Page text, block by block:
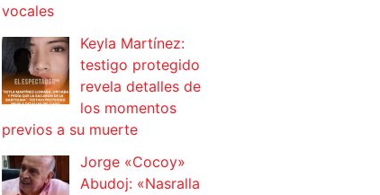
vocales
Keyla Martínez:
testigo protegido
revela detalles de
los momentos
previos a su muerte
Jorge «Cocoy»
Abudoj: «Nasralla